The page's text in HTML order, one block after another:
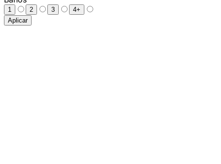
1 2 3
4+
Aplicar